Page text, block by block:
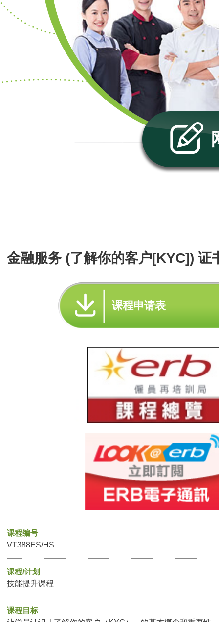
金融服务 (了解你的客户[KYC]) 证
课程申请表
课程编号
VT388ES/HS
课程/计划
技能提升课程
课程目标